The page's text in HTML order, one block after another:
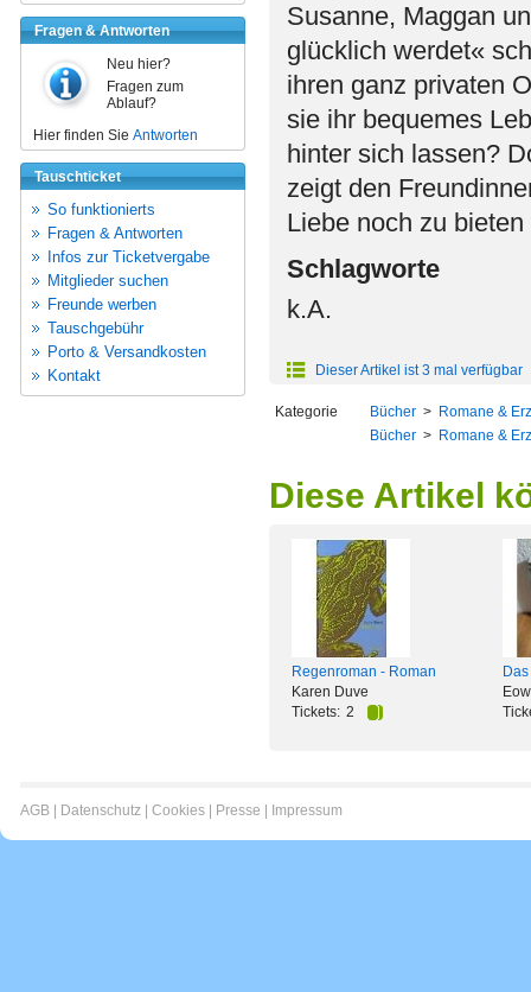
Fragen & Antworten
Neu hier?
Fragen zum
Ablauf?
Hier finden Sie Antworten
Tauschticket
So funktionierts
Fragen & Antworten
Infos zur Ticketvergabe
Mitglieder suchen
Freunde werben
Tauschgebühr
Porto & Versandkosten
Kontakt
Susanne, Maggan
glücklich werdet«
ihren ganz privaten
sie ihr bequemes
hinter sich lassen?
zeigt den
Liebe noch zu bieten
Schlagworte
k.A.
Dieser Artikel ist 3 mal verfügbar
Kategorie Bücher > Romane &
Bücher > Romane &
Diese Artikel
Regenroman - Roman
Karen Duve
Tickets: 2
AGB Datenschutz Cookies Presse Impressum